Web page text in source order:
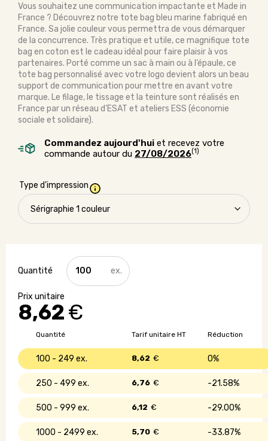
Vous souhaitez une communication impactante et Made in
France ? Découvrez notre tote bag bleu marine fabriqué en
France. Sa jolie couleur vous permettra de vous démarquer
de la concurrence. Très pratique et utile, ce magnifique tote
bag en coton est le cadeau idéal pour faire plaisir à vos
partenaires. Porté comme un sac à main ou à l’épaule, ce
tote bag personnalisé avec votre logo devient alors un beau
support de communication pour mettre en avant votre
marque. Le filage, le tissage et la teinture sont réalisés en
France par un réseau d’ESAT et ateliers ESS (économie
sociale et solidaire).
Commandez aujourd'hui et recevez votre
commande autour du 27/08/2026(1)
Type d'impression
8,62€
quantité
de
Tote
Made
in
certifié
-
150
gr/m²
Quantité Réduction
Tarif unitaire HT
100 - 249 0%
8,62 €
250 - 499 21.58%
6,76 €
500 - 999 29.00%
6,12 €
1000 - 2499 33.87%
5,70 €